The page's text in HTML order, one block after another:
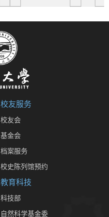
校友服务
校友会
基金会
档案服务
校史陈列馆预约
教育科技
科技部
自然科学基金委